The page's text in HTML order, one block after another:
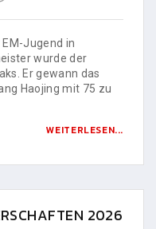
Jugend in
wurde der
Er gewann das
Haojing mit 75 zu
WEITERLESEN...
2026